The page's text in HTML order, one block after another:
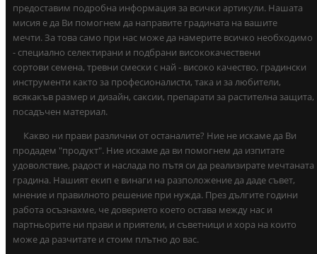
предоставим подробна информация за всички артикули. Нашата
мисия е да Ви помогнем да направите градината на вашите
мечти. За това само при нас може да намерите всичко необходимо
- специално селектирани и подбрани висококачествени
сортови семена, тревни смески с най - високо качество, градински
инструменти както за професионалисти, така и за любители,
всякакъв размер и дизайн, саксии, препарати за растителна защита,
посадъчен материал.
Какво ни прави различни от останалите? Ние не искаме да Ви
продадем "продукт". Ние искаме да ви помогнем да изпитате
удоволствие, радост и наслада по пътя си да реализирате мечтаната
градина. Нашият екип е винаги на разположение да даде съвет,
мнение и правилното решение при нужда. През дългите години
работа осъзнахме, че доверието което остава между нас и
партньорите ни прави и приятели, и съветници и хора на които
може да разчитате и стоим плътно до вас.